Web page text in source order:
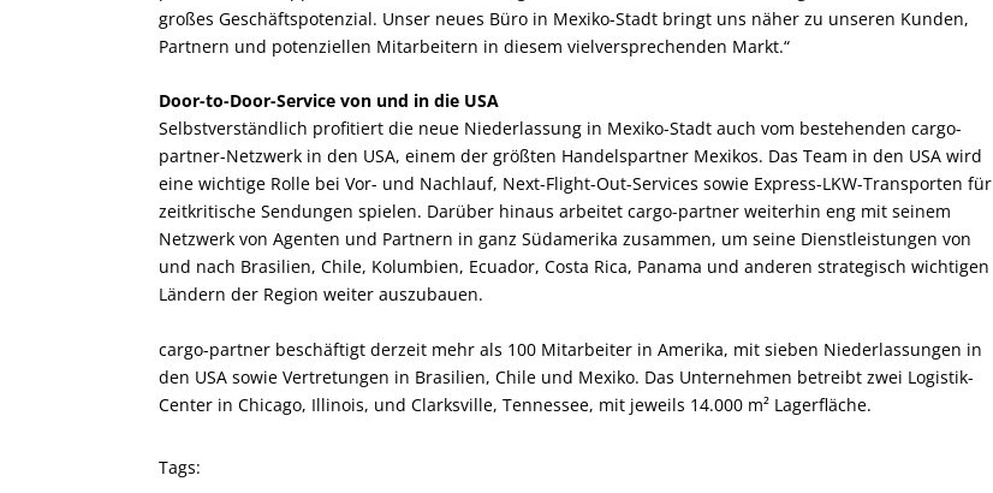
großes Geschäftspotenzial. Unser neues Büro in Mexiko-Stadt bringt uns näher zu unseren Kunden,
Partnern und potenziellen Mitarbeitern in diesem vielversprechenden Markt.“
Door-to-Door-Service von und in die USA
Selbstverständlich profitiert die neue Niederlassung in Mexiko-Stadt auch vom bestehenden cargo-
partner-Netzwerk in den USA, einem der größten Handelspartner Mexikos. Das Team in den USA wird
eine wichtige Rolle bei Vor- und Nachlauf, Next-Flight-Out-Services sowie Express-LKW-Transporten für
zeitkritische Sendungen spielen. Darüber hinaus arbeitet cargo-partner weiterhin eng mit seinem
Netzwerk von Agenten und Partnern in ganz Südamerika zusammen, um seine Dienstleistungen von
und nach Brasilien, Chile, Kolumbien, Ecuador, Costa Rica, Panama und anderen strategisch wichtigen
Ländern der Region weiter auszubauen.
cargo-partner beschäftigt derzeit mehr als 100 Mitarbeiter in Amerika, mit sieben Niederlassungen in
den USA sowie Vertretungen in Brasilien, Chile und Mexiko. Das Unternehmen betreibt zwei Logistik-
Center in Chicago, Illinois, und Clarksville, Tennessee, mit jeweils 14.000 m² Lagerfläche.
Tags: